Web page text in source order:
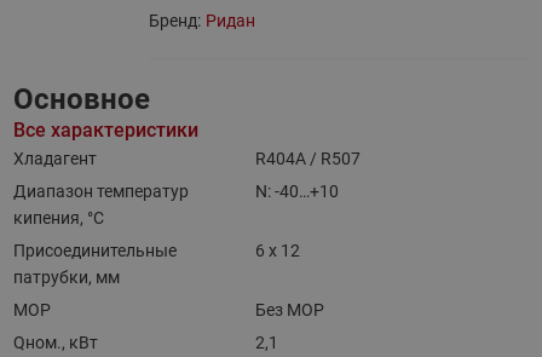
Бренд: Ридан
Основное
Все характеристики
Хладагент
R404A / R507
Диапазон температур
кипения, °C
N: -40…+10
Присоединительные
патрубки, мм
6 х 12
MOP
Без MOP
Qном., кВт
2,1